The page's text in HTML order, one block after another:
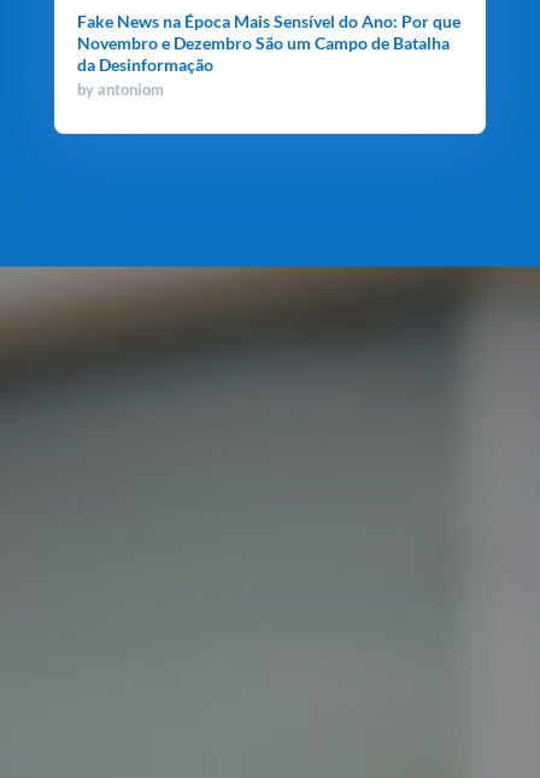
Fake News na Época Mais Sensível do Ano: Por que
Novembro e Dezembro São um Campo de Batalha
da Desinformação
byantoniom